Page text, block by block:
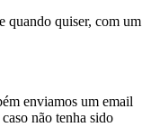
quando quiser, com um
enviamos um email
não tenha sido